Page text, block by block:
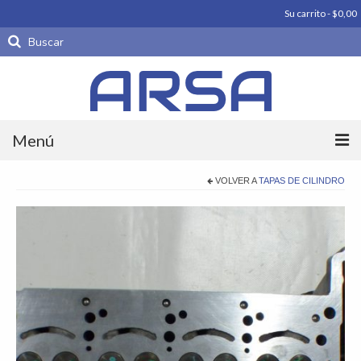
Su carrito-$0,00
Buscar
por:
Menú
Periféricos De Motor
Piezas parte
Productos importados
VOLVER ATAPAS DE CILINDRO